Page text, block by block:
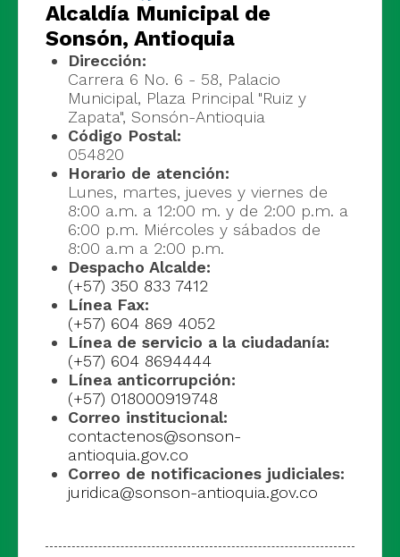
Alcaldía Municipal de
Sonsón, Antioquia
Dirección:
Carrera 6 No. 6 - 58, Palacio
Municipal, Plaza Principal "Ruiz y
Zapata", Sonsón-Antioquia
Código Postal:
054820
Horario de atención:
Lunes, martes, jueves y viernes de
8:00 a.m. a 12:00 m. y de 2:00 p.m. a
6:00 p.m. Miércoles y sábados de
8:00 a.m a 2:00 p.m.
Despacho Alcalde:
(+57) 350 833 7412
Línea Fax:
(+57) 604 869 4052
Línea de servicio a la ciudadanía:
(+57) 604 8694444
Línea anticorrupción:
(+57) 018000919748
Correo institucional:
contactenos@sonson-
antioquia.gov.co
Correo de notificaciones judiciales:
juridica@sonson-antioquia.gov.co